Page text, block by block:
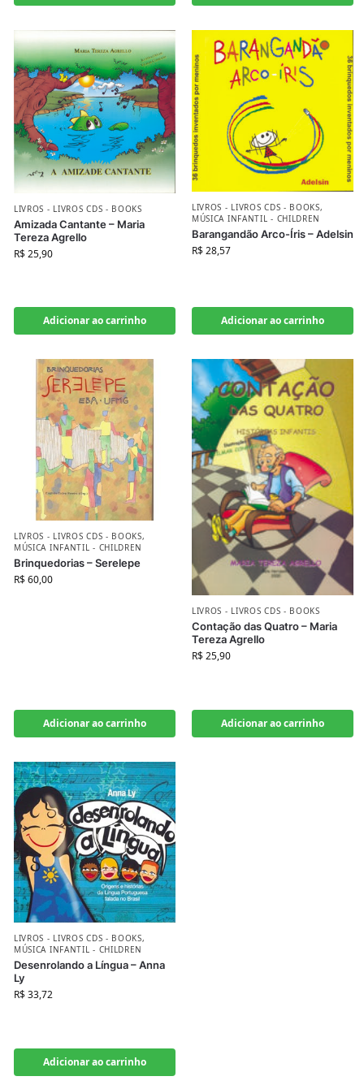
LIVROS - LIVROS CDS - BOOKS
Amizada Cantante – Maria
Tereza Agrello
R$25,90
Adicionar ao carrinho
LIVROS - LIVROS CDS - BOOKS,
MÚSICA INFANTIL - CHILDREN
Barangandão Arco-Íris – Adelsin
R$28,57
Adicionar ao carrinho
LIVROS - LIVROS CDS - BOOKS,
MÚSICA INFANTIL - CHILDREN
Brinquedorias – Serelepe
R$60,00
Adicionar ao carrinho
LIVROS - LIVROS CDS - BOOKS
Contação das Quatro – Maria
Tereza Agrello
R$25,90
Adicionar ao carrinho
LIVROS - LIVROS CDS - BOOKS,
MÚSICA INFANTIL - CHILDREN
Desenrolando a Língua – Anna
Ly
R$33,72
Adicionar ao carrinho